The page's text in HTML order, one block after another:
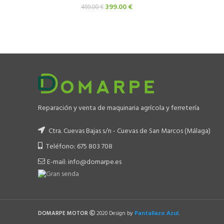
499.00€ El
399.00€El
Reparación y venta de maquinaria agrícola y ferretería
Ctra. Cuevas Bajas s/n - Cuevas de San Marcos (Málaga)
Teléfono: 675 803 708
E-mail: info@domarpe.es
DOMARPE MOTOR 2020 Design by Pantallazo Azul.